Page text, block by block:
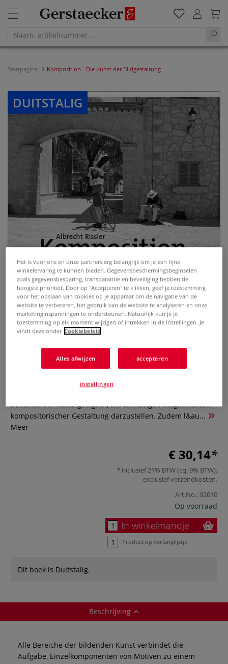
Startpagina Komposition - Die Kunst der Bildgestaltung
DUITSTALIG
Komposition - Die Kunst der
Bildgestaltung
0 Beoordeling
Alle Bereiche der bildenden Kunst verbindet die Aufgabe,
Einzelkomponenten von Motiven zu einem überzeugenden
besonderem Maße geeignet, die vielfältigen Möglichkeiten
kompositorischer Gestaltung darzustellen. Zudem l&au...
Meer
€ 30,14
inclusief 21% BTW (cq. 9% BTW),
exclusiefverzendkosten.
Art.No.: 92610
Op voorraad
In winkelmandje
Product op verlanglijstje
Dit boek is Duitstalig.
Beschrijving
Alle Bereiche der bildenden Kunst verbindet die
Aufgabe, Einzelkomponenten von Motiven zu einem
Het is voor ons en onze partners erg belangrijk om je een fijne
winkelervaring te kunnen bieden. Gegevensbeschermingsbeginselen
zoals gegevensbesparing, transparantie en beveiliging hebben de
hoogste prioriteit. Door op "Accepteren" te klikken, geef je toestemming
voor het opslaan van cookies op je apparaat om de navigatie van de
website te verbeteren, het gebruik van de website te analyseren en onze
marketinginspanningen te ondersteunen. Natuurlijk kun je je
toestemming op elk moment wijzigen of intrekken in de instellingen. Je
vindt deze onder Cookiebeleid
Alles afwijzen accepteren
instellingen